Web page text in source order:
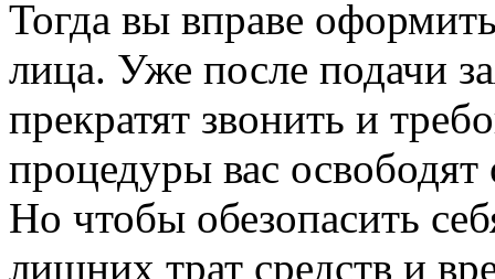
Тогда вы вправе
лица. Уже после подачи
прекратят звонить и
процедуры вас
Но чтобы обезопасить
лишних трат средств и